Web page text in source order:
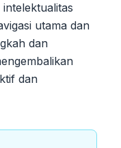
utama dan
dan
dan